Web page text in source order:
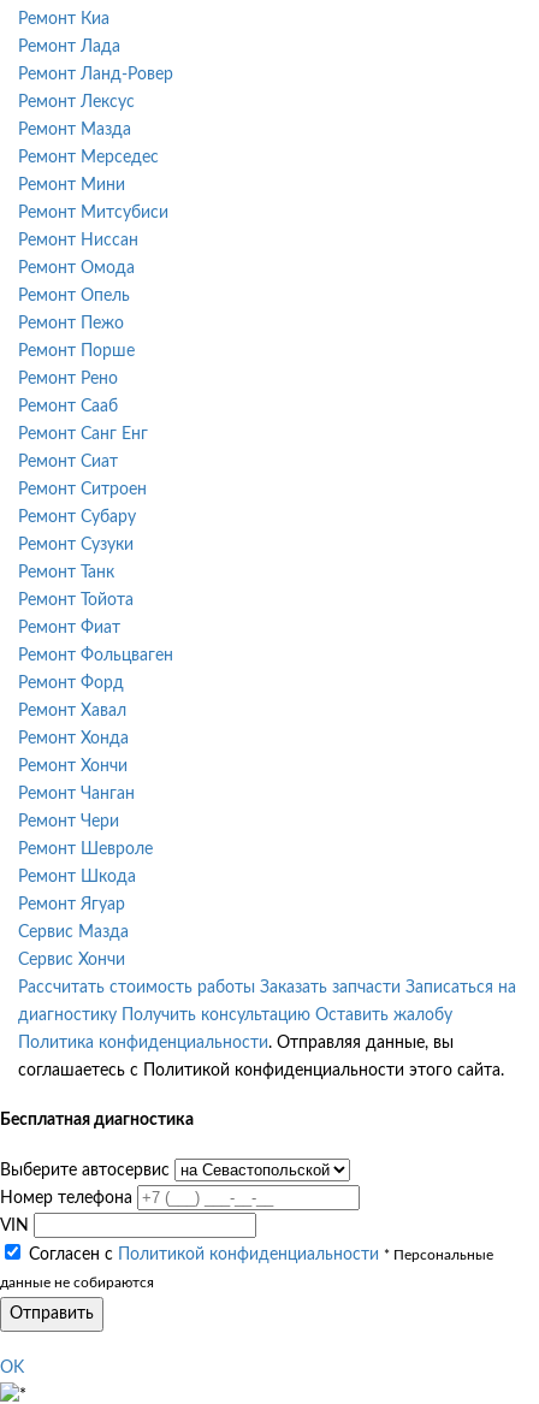
Ремонт Киа
Ремонт Лада
Ремонт Ланд-Ровер
Ремонт Лексус
Ремонт Мазда
Ремонт Мерседес
Ремонт Мини
Ремонт Митсубиси
Ремонт Ниссан
Ремонт Омода
Ремонт Опель
Ремонт Пежо
Ремонт Порше
Ремонт Рено
Ремонт Сааб
Ремонт Санг Енг
Ремонт Сиат
Ремонт Ситроен
Ремонт Субару
Ремонт Сузуки
Ремонт Танк
Ремонт Тойота
Ремонт Фиат
Ремонт Фольцваген
Ремонт Форд
Ремонт Хавал
Ремонт Хонда
Ремонт Хончи
Ремонт Чанган
Ремонт Чери
Ремонт Шевроле
Ремонт Шкода
Ремонт Ягуар
Сервис Мазда
Сервис Хончи
Рассчитать стоимость работы Заказать запчасти Записаться на
диагностику
Получить консультацию Оставить жалобу
Политика конфиденциальности. Отправляя данные, вы
соглашаетесь с Политикой конфиденциальности этого сайта.
Бесплатная диагностика
Выберите автосервис
Номер телефона
VIN
Согласен с
Политикой конфиденциальности * Персональные
данные не собираются
Отправить
OK